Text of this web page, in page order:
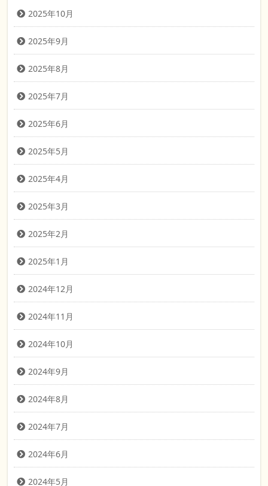
2025年10月
2025年9月
2025年8月
2025年7月
2025年6月
2025年5月
2025年4月
2025年3月
2025年2月
2025年1月
2024年12月
2024年11月
2024年10月
2024年9月
2024年8月
2024年7月
2024年6月
2024年5月